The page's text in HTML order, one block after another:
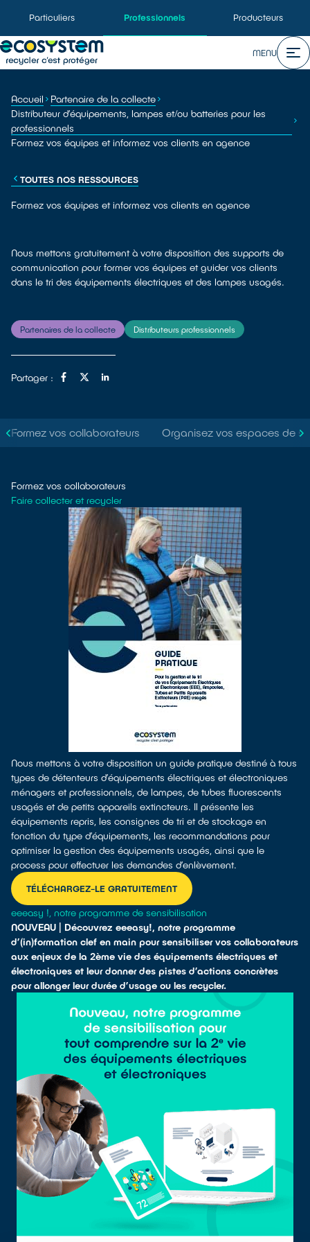
Particuliers Professionnels Producteurs
MENU
Accueil
Partenaire de la collecte
Distributeur d’équipements, lampes et/ou batteries pour les
professionnels
Formez vos équipes et informez vos clients en agence
TOUTES NOS RESSOURCES
Formez vos équipes et informez vos clients en agence
Nous mettons gratuitement à votre disposition des supports de
communication pour former vos équipes et guider vos clients
dans le tri des équipements électriques et des lampes usagés.
Partenaires de la collecte Distributeurs professionnels
Partager :
Formez vos collaborateurs Organisez vos espaces de
Formez vos collaborateurs
Faire collecter et recycler
Nous mettons à votre disposition un guide pratique destiné à tous
types de détenteurs d’équipements électriques et électroniques
ménagers et professionnels, de lampes, de tubes fluorescents
usagés et de petits appareils extincteurs. Il présente les
équipements repris, les consignes de tri et de stockage en
fonction du type d’équipements, les recommandations pour
optimiser la gestion des équipements usagés, ainsi que le
process pour effectuer les demandes d’enlèvement.
TÉLÉCHARGEZ-LE GRATUITEMENT
eeeasy !, notre programme de sensibilisation
NOUVEAU | Découvrez eeeasy!, notre programme
d’(in)formation clef en main pour sensibiliser vos collaborateurs
aux enjeux de la 2ème vie des équipements électriques et
électroniques et leur donner des pistes d’actions concrètes
pour allonger leur durée d’usage ou les recycler.